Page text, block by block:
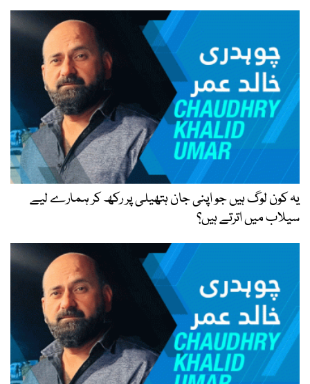
یہ کون لوگ ہیں جو اپنی جان ہتھیلی پر رکھ کر ہمارے لیے
سیلاب میں اترتے ہیں؟